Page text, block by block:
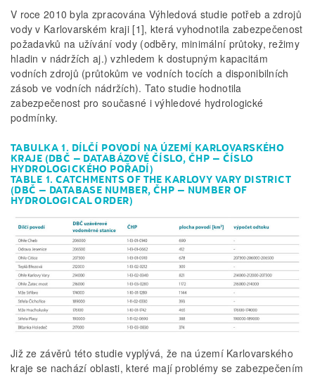
V roce 2010 byla zpracována Výhledová studie potřeb a zdrojů
vody v Karlovarském kraji [1], která vyhodnotila zabezpečenost
požadavků na užívání vody (odběry, minimální průtoky, režimy
hladin v nádržích aj.) vzhledem k dostupným kapacitám
vodních zdrojů (průtokům ve vodních tocích a disponibilních
zásob ve vodních nádržích). Tato studie hodnotila
zabezpečenost pro současné i výhledové hydrologické
podmínky.
TABULKA 1. DÍLČÍ POVODÍ NA ÚZEMÍ KARLOVARSKÉHO
KRAJE (DBČ – DATABÁZOVÉ ČÍSLO, ČHP – ČÍSLO
HYDROLOGICKÉHO POŘADÍ)
TABLE 1. CATCHMENTS OF THE KARLOVY VARY DISTRICT
(DBČ – DATABASE NUMBER, ČHP – NUMBER OF
HYDROLOGICAL ORDER)
Již ze závěrů této studie vyplývá, že na území Karlovarského
kraje se nachází oblasti, které mají problémy se zabezpečením